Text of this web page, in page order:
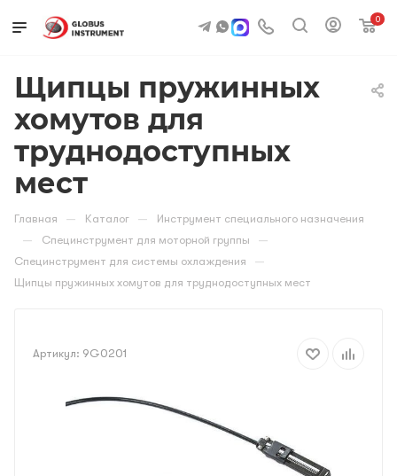
0
Щипцы пружинных
хомутов для
труднодоступных
мест
Главная — Каталог — Инструмент специального назначения
— Специнструмент для моторной группы —
Специнструмент для системы охлаждения —
Щипцы пружинных хомутов для труднодоступных мест
Артикул: 9G0201